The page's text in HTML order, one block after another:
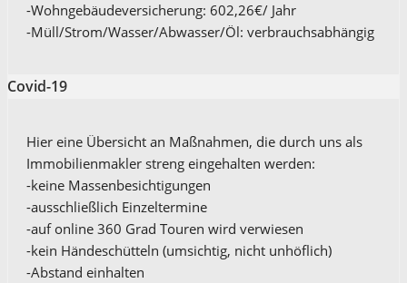
-Wohngebäudeversicherung: 602,26€/ Jahr
-Müll/Strom/Wasser/Abwasser/Öl: verbrauchsabhängig
Covid-19
Hier eine Übersicht an Maßnahmen, die durch uns als
Immobilienmakler streng eingehalten werden:
-keine Massenbesichtigungen
-ausschließlich Einzeltermine
-auf online 360 Grad Touren wird verwiesen
-kein Händeschütteln (umsichtig, nicht unhöflich)
-Abstand einhalten